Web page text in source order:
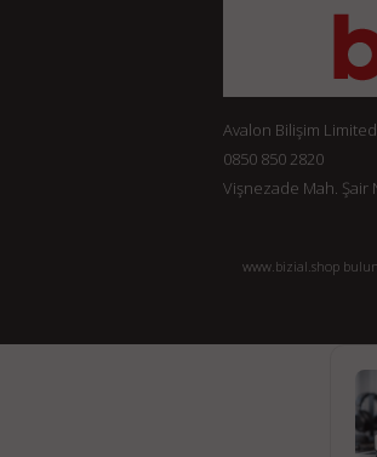
Avalon Bilişim
0850 850 2820
Vişnezade Mah. Şair
www.bizial.shop